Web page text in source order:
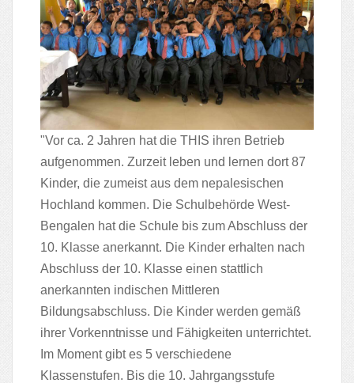
"Vor ca. 2 Jahren hat die THIS ihren Betrieb
aufgenommen. Zurzeit leben und lernen dort 87
Kinder, die zumeist aus dem nepalesischen
Hochland kommen. Die Schulbehörde West-
Bengalen hat die Schule bis zum Abschluss der
10. Klasse anerkannt. Die Kinder erhalten nach
Abschluss der 10. Klasse einen stattlich
anerkannten indischen Mittleren
Bildungsabschluss. Die Kinder werden gemäß
ihrer Vorkenntnisse und Fähigkeiten unterrichtet.
Im Moment gibt es 5 verschiedene
Klassenstufen. Bis die 10. Jahrgangsstufe